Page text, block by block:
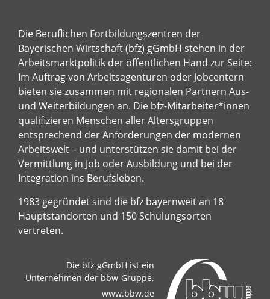
Die Beruflichen Fortbildungszentren der
Bayerischen Wirtschaft (bfz) gGmbH stehen in der
Arbeitsmarktpolitik der öffentlichen Hand zur Seite:
Im Auftrag von Arbeitsagenturen oder Jobcentern
bieten sie zusammen mit regionalen Partnern Aus-
und Weiterbildungen an. Die bfz-Mitarbeiter*innen
qualifizieren Menschen aller Altersgruppen
entsprechend der Anforderungen der modernen
Arbeitswelt – und unterstützen sie damit bei der
Vermittlung in Job oder Ausbildung und bei der
Integration ins Berufsleben.
1983 gegründet sind die bfz bayernweit an 18
Hauptstandorten und 150 Schulungsorten
vertreten.
Die bfz gGmbH ist ein
Unternehmen der bbw-Gruppe.
www.bbw.de